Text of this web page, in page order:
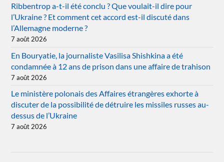
Ribbentrop a-t-il été conclu ? Que voulait-il dire pour
l’Ukraine ? Et comment cet accord est-il discuté dans
l’Allemagne moderne ?
7 août 2026
En Bouryatie, la journaliste Vasilisa Shishkina a été
condamnée à 12 ans de prison dans une affaire de trahison
7 août 2026
Le ministère polonais des Affaires étrangères exhorte à
discuter de la possibilité de détruire les missiles russes au-
dessus de l’Ukraine
7 août 2026